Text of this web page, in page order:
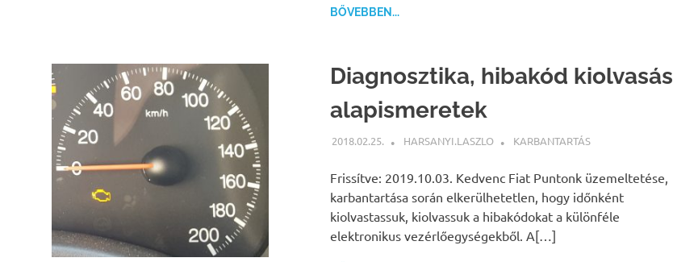
BŐVEBBEN...
Diagnosztika, hibakód kiolvasás
alapismeretek
2018.02.25. HARSANYI.LASZLO KARBANTARTÁS
Frissítve: 2019.10.03. Kedvenc Fiat Puntonk üzemeltetése,
karbantartása során elkerülhetetlen, hogy időnként
kiolvastassuk, kiolvassuk a hibakódokat a különféle
elektronikus vezérlőegységekből. A[…]